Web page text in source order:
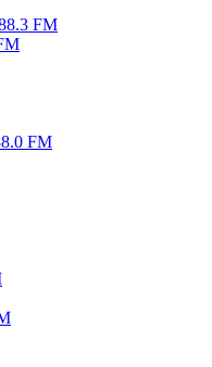
FM
FM